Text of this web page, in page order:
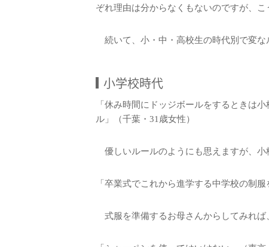
ぞれ理由は分からなくもないのですが、
続いて、小・中・高校生の時代別で変な
小学校時代
「休み時間にドッジボールをするときは
ル」（千葉・31歳女性）
優しいルールのようにも思えますが、小
「卒業式でこれから進学する中学校の制
式服を準備するお母さんからしてみれば